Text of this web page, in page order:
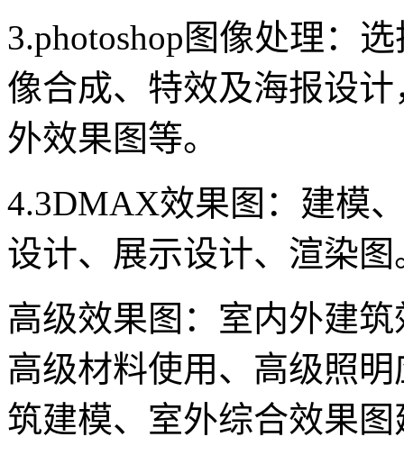
3.photoshop图像处理：
像合成、特效及海报设
外效果图等。
4.3DMAX效果图：建模
设计、展示设计、渲染图
高级效果图：室内外建
高级材料使用、高级照
筑建模、室外综合效果